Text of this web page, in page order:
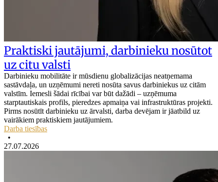
Praktiski jautājumi, darbinieku nosūtot
uz citu valsti
Darbinieku mobilitāte ir mūsdienu globalizācijas neatņemama
sastāvdaļa, un uzņēmumi nereti nosūta savus darbiniekus uz citām
valstīm. Iemesli šādai rīcībai var būt dažādi – uzņēmuma
starptautiskais profils, pieredzes apmaiņa vai infrastruktūras projekti.
Pirms nosūtīt darbinieku uz ārvalsti, darba devējam ir jāatbild uz
vairākiem praktiskiem jautājumiem.
Darba tiesības
•
27.07.2026